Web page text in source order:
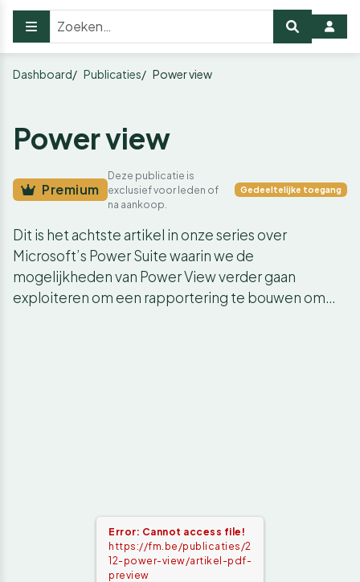
Dashboard Publicaties Power view
Power view
Premium
Deze publicatie is
exclusief voor leden of
na aankoop.
Gedeeltelijke toegang
Dit is het achtste artikel in onze series over
Microsoft’s Power Suite waarin we de
mogelijkheden van Power View verder gaan
exploiteren om een rapportering te bouwen om…
Error: Cannot access file!
https://fm.be/publicaties/2
12-power-view/artikel-pdf-
preview